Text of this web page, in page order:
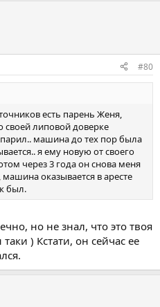
#80
есть парень Женя,
своей липовой доверке
машина до тех пор была
я ему новую от своего
через 3 года он снова меня
оказывается в аресте
был.
но не знал, что это твоя
) Кстати, он сейчас ее